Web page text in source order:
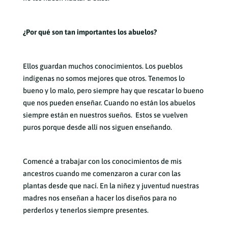
¿Por qué son tan importantes los abuelos?
Ellos guardan muchos conocimientos. Los pueblos
indígenas no somos mejores que otros. Tenemos lo
bueno y lo malo, pero siempre hay que rescatar lo bueno
que nos pueden enseñar. Cuando no están los abuelos
siempre están en nuestros sueños. Estos se vuelven
puros porque desde allí nos siguen enseñando.
Comencé a trabajar con los conocimientos de mis
ancestros cuando me comenzaron a curar con las
plantas desde que nací. En la niñez y juventud nuestras
madres nos enseñan a hacer los diseños para no
perderlos y tenerlos siempre presentes.